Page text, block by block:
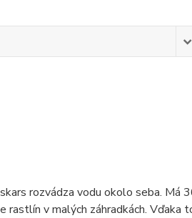
rozvádza vodu okolo seba. Má
rastlín v malých záhradkách. Vďaka